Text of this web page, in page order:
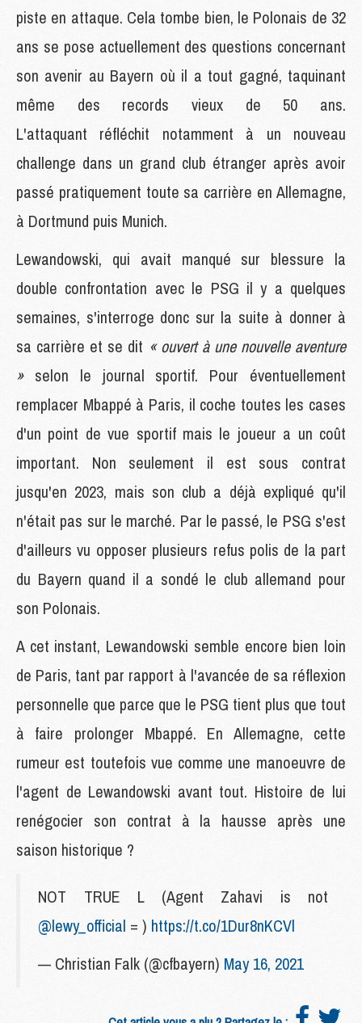
piste en attaque. Cela tombe bien, le Polonais de 32
ans se pose actuellement des questions concernant
son avenir au Bayern où il a tout gagné, taquinant
même des records vieux de 50 ans.
L'attaquant réfléchit notamment à un nouveau
challenge dans un grand club étranger après avoir
passé pratiquement toute sa carrière en Allemagne,
à Dortmund puis Munich.
Lewandowski, qui avait manqué sur blessure la
double confrontation avec le PSG il y a quelques
semaines, s'interroge donc sur la suite à donner à
sa carrière et se dit « ouvert à une nouvelle aventure
» selon le journal sportif. Pour éventuellement
remplacer Mbappé à Paris, il coche toutes les cases
d'un point de vue sportif mais le joueur a un coût
important. Non seulement il est sous contrat
jusqu'en 2023, mais son club a déjà expliqué qu'il
n'était pas sur le marché. Par le passé, le PSG s'est
d'ailleurs vu opposer plusieurs refus polis de la part
du Bayern quand il a sondé le club allemand pour
son Polonais.
A cet instant, Lewandowski semble encore bien loin
de Paris, tant par rapport à l'avancée de sa réflexion
personnelle que parce que le PSG tient plus que tout
à faire prolonger Mbappé. En Allemagne, cette
rumeur est toutefois vue comme une manoeuvre de
l'agent de Lewandowski avant tout. Histoire de lui
renégocier son contrat à la hausse après une
saison historique ?
NOT TRUE L (Agent Zahavi is not
@lewy_official = ) https://t.co/1Dur8nKCVl
— Christian Falk (@cfbayern) May 16, 2021